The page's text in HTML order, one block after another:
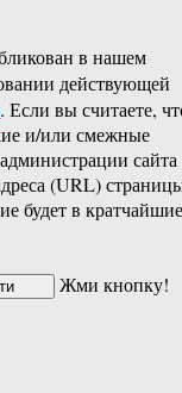
в нашем
действующей
. Если вы считаете,
и/или смежные
сайта
(URL)
будет в кратчайшие
Жми кнопку!